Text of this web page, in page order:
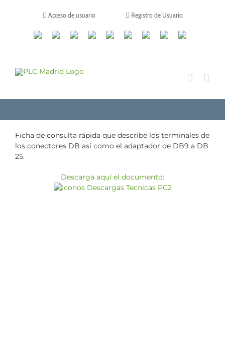
Acceso de usuario Registro de Usuario
CanalesLinkedinYoutubeTiktokFacebookInstagram
X TwitchContacto
Ficha de consulta rápida que describe los terminales de
los conectores DB así como el adaptador de DB9 a DB
25.
Descarga aquí el documento: